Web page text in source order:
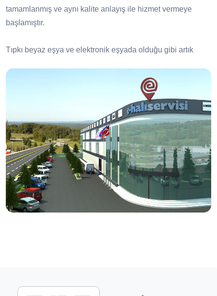
tamamlanmış ve aynı kalite anlayış ile hizmet vermeye
başlamıştır.
Tıpkı beyaz eşya ve elektronik eşyada olduğu gibi artık
olduğumuz tüm markaların yıkama, bakım, onarım ve saçak
tamir işlemlerini, usta eller ve modern tesislerde titizlikle
Vizyonumuz
Halı bakımında, doğru ürün ve doğru yöntem ile kaliteli
bakım ve temizlik hizmetinin yayılması.
Üretici firmanın itibarını ve halının markasını koruyan
anlayışı kazanmış servislerin desteklenmesi.
Ülke çapında aynı anlayış ve sistem ile yürüyen,